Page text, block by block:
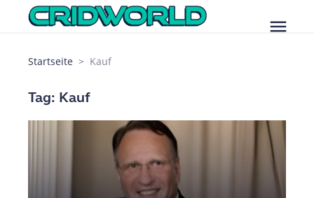
menu
Startseite Kauf
Tag: Kauf